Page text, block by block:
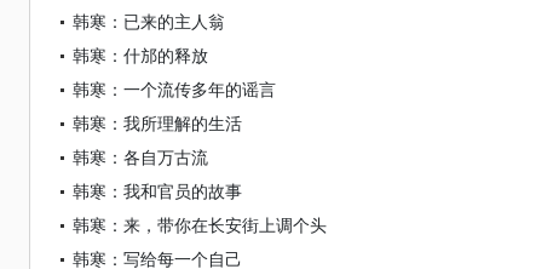
韩寒：已来的主人翁
韩寒：什邡的释放
韩寒：一个流传多年的谣言
韩寒：我所理解的生活
韩寒：各自万古流
韩寒：我和官员的故事
韩寒：来，带你在长安街上调个头
韩寒：写给每一个自己